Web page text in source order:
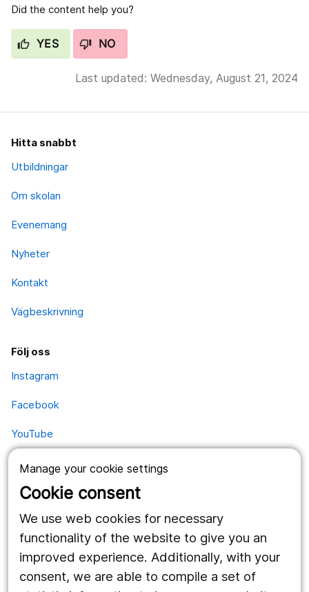
Manage your cookie settings
Cookie consent
We use web cookies for necessary
functionality of the website to give you an
improved experience. Additionally, with your
consent, we are able to compile a set of
Did the content help you?
YES NO
Last updated: Wednesday, August 21, 2024
Hitta snabbt
Utbildningar
Om skolan
Evenemang
Nyheter
Kontakt
Vägbeskrivning
Följ oss
Instagram
Facebook
YouTube
Kontakt
Postadress
Kävesta folkhögskola
Kävesta 180
697 94 Sköllersta